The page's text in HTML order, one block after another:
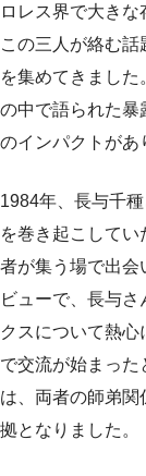
ロレス界で大きな
この三人が絡む
を集めてきまし
の中で語られた暴
のインパクトがあ
1984年、長与千
を巻き起こして
者が集う場で出会
ビューで、長与
クスについて熱
で交流が始まった
は、両者の師弟
拠となりました。